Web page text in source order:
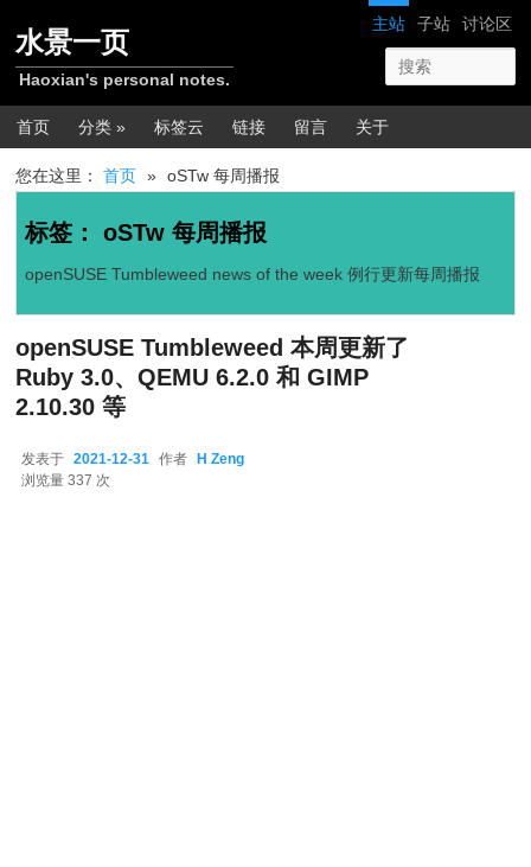
网站导航
主站 子站 讨论区
水景一页
Haoxian's personal notes.
主菜单
首页 分类 » 标签云 链接 留言 关于
您在这里：首页 » oSTw 每周播报
标签：oSTw 每周播报
openSUSE Tumbleweed news of the week 例行更新每周播报
openSUSE Tumbleweed 本周更新了
Ruby 3.0、QEMU 6.2.0 和 GIMP
2.10.30 等
发表于 2021-12-31 作者 H Zeng
浏览量 337 次